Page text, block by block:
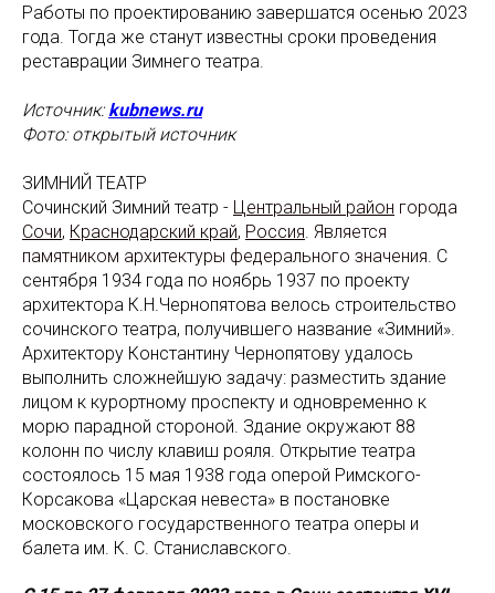
Работы по проектированию завершатся осенью 2023
года. Тогда же станут известны сроки проведения
реставрации Зимнего театра.
Источник:kubnews.ru
Фото: открытый источник
ЗИМНИЙ ТЕАТР
Сочинский Зимний театр - Центральный район города
Сочи, Краснодарский край, Россия. Является
памятником архитектуры федерального значения. С
сентября 1934 года по ноябрь 1937 по проекту
архитектора К.Н.Чернопятова велось строительство
сочинского театра, получившего название «Зимний».
Архитектору Константину Чернопятову удалось
выполнить сложнейшую задачу: разместить здание
лицом к курортному проспекту и одновременно к
морю парадной стороной. Здание окружают 88
колонн по числу клавиш рояля. Открытие театра
состоялось 15 мая 1938 года оперой Римского-
Корсакова «Царская невеста» в постановке
московского государственного театра оперы и
балета им. К. С. Станиславского.